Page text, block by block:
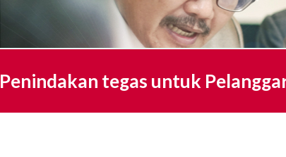
Penindakan tegas untuk